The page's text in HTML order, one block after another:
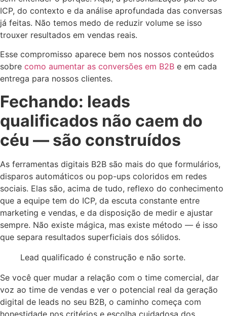
ICP, do contexto e da análise aprofundada das conversas
já feitas. Não temos medo de reduzir volume se isso
trouxer resultados em vendas reais.
Esse compromisso aparece bem nos nossos conteúdos
sobre como aumentar as conversões em B2B e em cada
entrega para nossos clientes.
Fechando: leads
qualificados não caem do
céu — são construídos
As ferramentas digitais B2B são mais do que formulários,
disparos automáticos ou pop-ups coloridos em redes
sociais. Elas são, acima de tudo, reflexo do conhecimento
que a equipe tem do ICP, da escuta constante entre
marketing e vendas, e da disposição de medir e ajustar
sempre. Não existe mágica, mas existe método — é isso
que separa resultados superficiais dos sólidos.
Lead qualificado é construção e não sorte.
Se você quer mudar a relação com o time comercial, dar
voz ao time de vendas e ver o potencial real da geração
digital de leads no seu B2B, o caminho começa com
honestidade nos critérios e escolha cuidadosa dos